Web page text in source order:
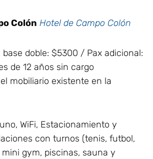
Colón Hotel de Campo Colón
doble: $5300 / Pax adicional:
de 12 años sin cargo
mobiliario existente en la
WiFi, Estacionamiento y
con turnos (tenis, futbol,
mini gym, piscinas, sauna y